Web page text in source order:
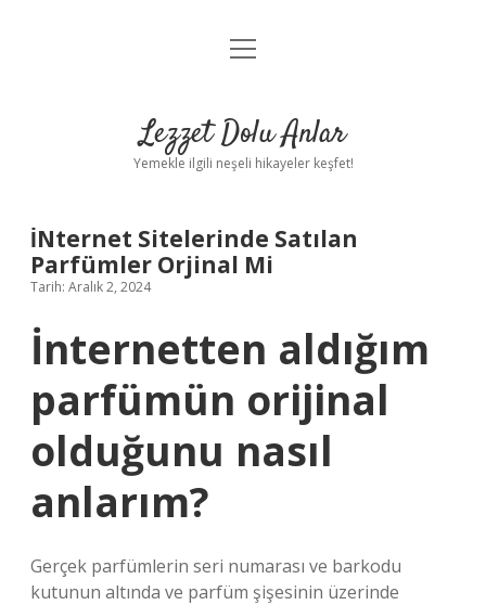
Anasayfa
Yasal Uyarı
menüyü
Lezzet Dolu Anlar
Yemekle ilgili neşeli hikayeler keşfet!
İNternet Sitelerinde Satılan
Parfümler Orjinal Mi
Tarih: Aralık 2, 2024
İnternetten aldığım
parfümün orijinal
olduğunu nasıl
anlarım?
Gerçek parfümlerin seri numarası ve barkodu
kutunun altında ve parfüm şişesinin üzerinde